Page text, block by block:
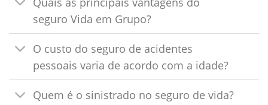
seguro Vida em Grupo?
O custo do seguro de acidentes
pessoais varia de acordo com a idade?
Quem é o sinistrado no seguro de vida?